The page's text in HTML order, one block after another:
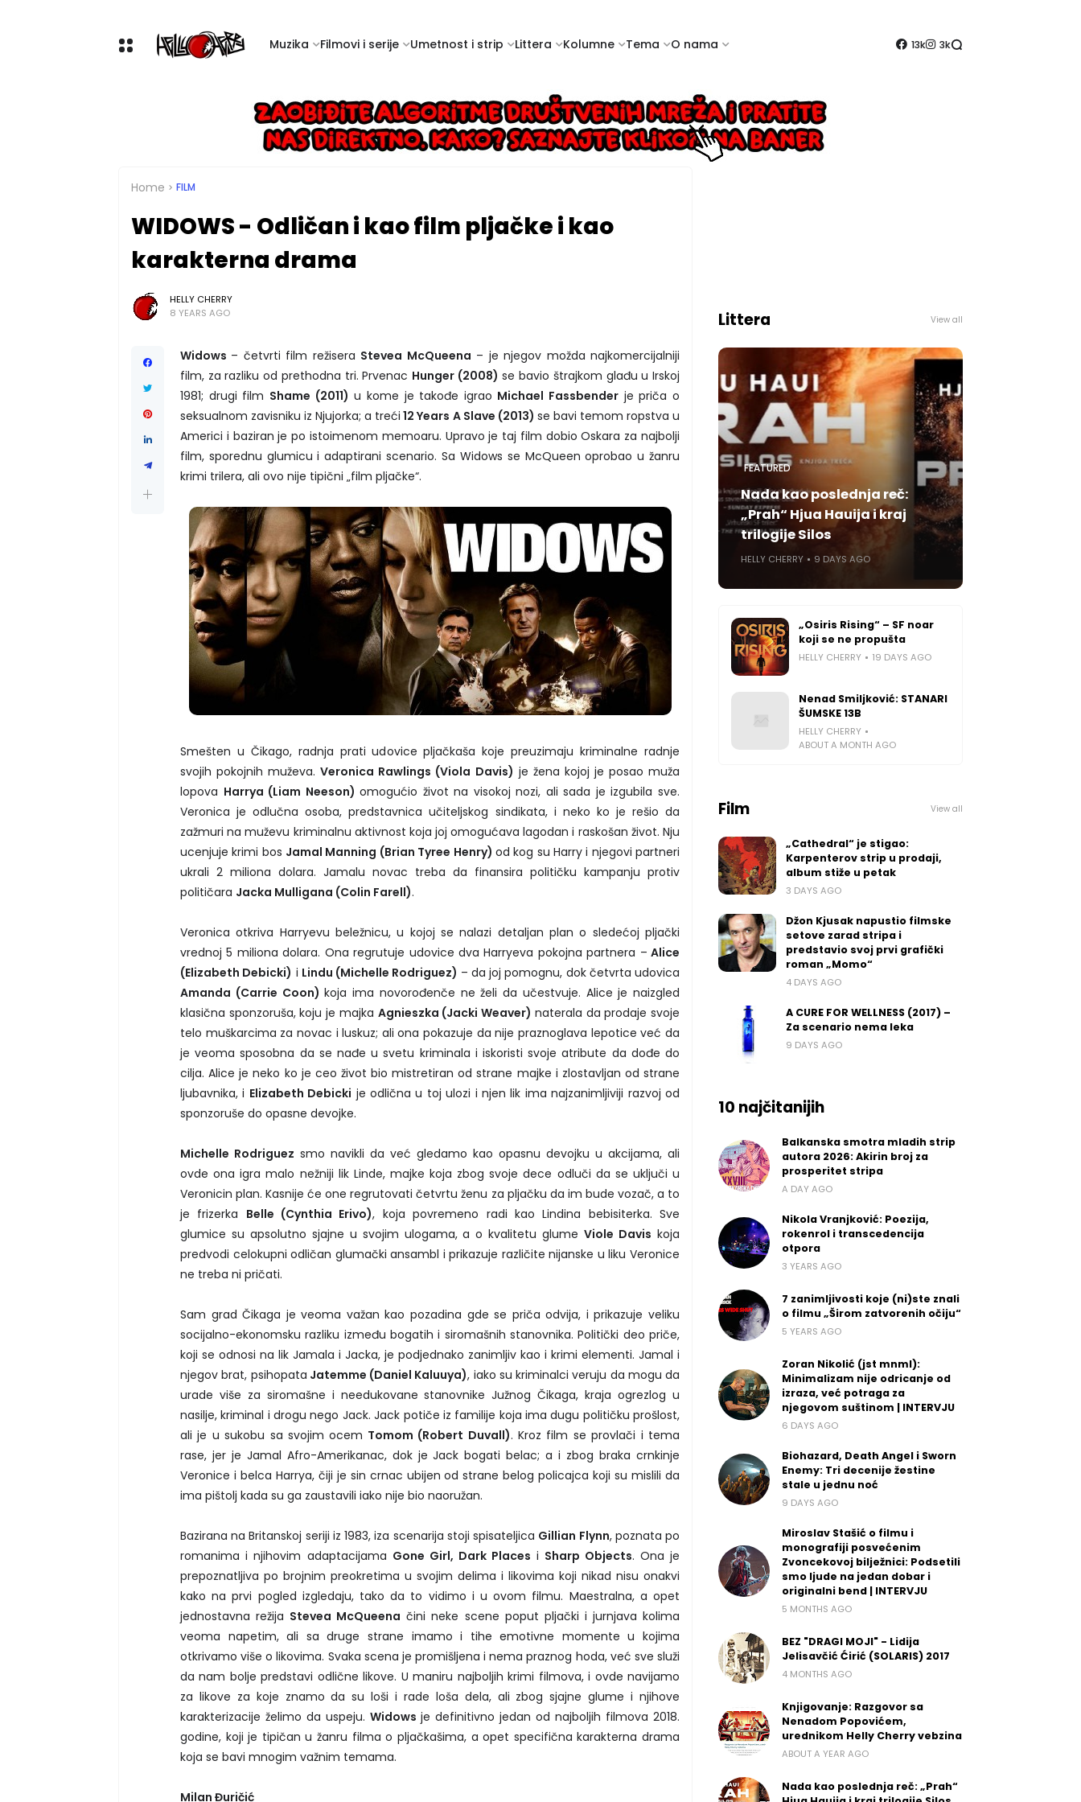
Muzika Filmovi i serije Umetnost i strip Littera Kolumne Tema O nama 13k 3k
Home FILM
WIDOWS - Odličan i kao film pljačke i kao
karakterna drama
HELLY CHERRY
8 YEARS AGO
Widows – četvrti film režisera Stevea McQueena – je njegov možda najkomercijalniji
film, za razliku od prethodna tri. Prvenac Hunger (2008) se bavio štrajkom glađu u Irskoj
1981; drugi film Shame (2011) u kome je takođe igrao Michael Fassbender je priča o
seksualnom zavisniku iz Njujorka; a treći 12 Years A Slave (2013) se bavi temom ropstva u
Americi i baziran je po istoimenom memoaru. Upravo je taj film dobio Oskara za najbolji
film, sporednu glumicu i adaptirani scenario. Sa Widows se McQueen oprobao u žanru
krimi trilera, ali ovo nije tipični „film pljačke“.
Smešten u Čikago, radnja prati udovice pljačkaša koje preuzimaju kriminalne radnje
svojih pokojnih muževa.Veronica Rawlings (Viola Davis) je žena kojoj je posao muža
lopova Harrya (Liam Neeson)omogućio život na visokoj nozi, ali sada je izgubila sve.
Veronica je odlučna osoba, predstavnica učiteljskog sindikata, i neko ko je rešio da
zažmuri na muževu kriminalnu aktivnost koja joj omogućava lagodan i raskošan život. Nju
ucenjuje krimi bos Jamal Manning (Brian Tyree Henry) od kog su Harry i njegovi partneri
ukrali 2 miliona dolara. Jamalu novac treba da finansira političku kampanju protiv
političara Jacka Mulligana (Colin Farell).
Veronica otkriva Harryevu beležnicu, u kojoj se nalazi detaljan plan o sledećoj pljački
vrednoj 5 miliona dolara. Ona regrutuje udovice dva Harryeva pokojna partnera – Alice
(Elizabeth Debicki) i Lindu (Michelle Rodriguez) – da joj pomognu, dok četvrta udovica
Amanda (Carrie Coon)koja ima novorođenče ne želi da učestvuje. Alice je naizgled
klasična sponzoruša, koju je majka Agnieszka (Jacki Weaver) naterala da prodaje svoje
telo muškarcima za novac i luskuz; ali ona pokazuje da nije praznoglava lepotice već da
je veoma sposobna da se nađe u svetu kriminala i iskoristi svoje atribute da dođe do
cilja. Alice je neko ko je ceo život bio mistretiran od strane majke i zlostavljan od strane
ljubavnika, i Elizabeth Debicki je odlična u toj ulozi i njen lik ima najzanimljiviji razvoj od
sponzoruše do opasne devojke.
Michelle Rodriguez smo navikli da već gledamo kao opasnu devojku u akcijama, ali
ovde ona igra malo nežniji lik Linde, majke koja zbog svoje dece odluči da se uključi u
Veronicin plan. Kasnije će one regrutovati četvrtu ženu za pljačku da im bude vozač, a to
je frizerka Belle (Cynthia Erivo), koja povremeno radi kao Lindina bebisiterka. Sve
glumice su apsolutno sjajne u svojim ulogama, a o kvalitetu glumeViole Davis koja
predvodi celokupni odličan glumački ansambl i prikazuje različite nijanske u liku Veronice
ne treba ni pričati.
Sam grad Čikaga je veoma važan kao pozadina gde se priča odvija, i prikazuje veliku
socijalno-ekonomsku razliku između bogatih i siromašnih stanovnika. Politički deo priče,
koji se odnosi na lik Jamala i Jacka, je podjednako zanimljiv kao i krimi elementi. Jamal i
njegov brat, psihopata Jatemme (Daniel Kaluuya), iako su kriminalci veruju da mogu da
urade više za siromašne i needukovane stanovnike Južnog Čikaga, kraja ogrezlog u
nasilje, kriminal i drogu nego Jack. Jack potiče iz familije koja ima dugu političku prošlost,
ali je u sukobu sa svojim ocem Tomom (Robert Duvall). Kroz film se provlači i tema
rase, jer je Jamal Afro-Amerikanac, dok je Jack bogati belac; a i zbog braka crnkinje
Veronice i belca Harrya, čiji je sin crnac ubijen od strane belog policajca koji su mislili da
ima pištolj kada su ga zaustavili iako nije bio naoružan.
Bazirana na Britanskoj seriji iz 1983, iza scenarija stoji spisateljica Gillian Flynn, poznata po
romanima i njihovim adaptacijama Gone Girl, Dark Places i Sharp Objects. Ona je
prepoznatljiva po brojnim preokretima u svojim delima i likovima koji nikad nisu onakvi
kako na prvi pogled izgledaju, tako da to vidimo i u ovom filmu. Maestralna, a opet
jednostavna režija Stevea McQueena čini neke scene poput pljački i jurnjava kolima
veoma napetim, ali sa druge strane imamo i tihe emotivne momente u kojima
otkrivamo više o likovima. Svaka scena je promišljena i nema praznog hoda, već sve služi
da nam bolje predstavi odlične likove. U maniru najboljih krimi filmova, i ovde navijamo
za likove za koje znamo da su loši i rade loša dela, ali zbog sjajne glume i njihove
karakterizacije želimo da uspeju. Widows je definitivno jedan od najboljih filmova 2018.
godine, koji je tipičan u žanru filma o pljačkašima, a opet specifična karakterna drama
koja se bavi mnogim važnim temama.
Milan Đuričić
Littera View all
FEATURED
Nada kao poslednja reč:
„Prah“ Hjua Hauija i kraj
trilogije Silos
HELLY CHERRY 9 DAYS AGO
„Osiris Rising“ – SF noar
koji se ne propušta
HELLY CHERRY 19 DAYS AGO
Nenad Smiljković: STANARI
ŠUMSKE 13B
HELLY CHERRY
ABOUT A MONTH AGO
Film View all
„Cathedral“ je stigao:
Karpenterov strip u prodaji,
album stiže u petak
3 DAYS AGO
Džon Kjusak napustio filmske
setove zarad stripa i
predstavio svoj prvi grafički
roman „Momo“
4 DAYS AGO
A CURE FOR WELLNESS (2017) –
Za scenario nema leka
9 DAYS AGO
10 najčitanijih
Balkanska smotra mladih strip
autora 2026: Akirin broj za
prosperitet stripa
A DAY AGO
Nikola Vranjković: Poezija,
rokenrol i transcedencija
otpora
3 YEARS AGO
7 zanimljivosti koje (ni)ste znali
o filmu „Širom zatvorenih očiju“
5 YEARS AGO
Zoran Nikolić (jst mnml):
Minimalizam nije odricanje od
izraza, već potraga za
njegovom suštinom | INTERVJU
6 DAYS AGO
Biohazard, Death Angel i Sworn
Enemy: Tri decenije žestine
stale u jednu noć
9 DAYS AGO
Miroslav Stašić o filmu i
monografiji posvećenim
Zvoncekovoj bilježnici: Podsetili
smo ljude na jedan dobar i
originalni bend | INTERVJU
5 MONTHS AGO
BEZ "DRAGI MOJI" - Lidija
Jelisavčić Ćirić (SOLARIS) 2017
4 MONTHS AGO
Knjigovanje: Razgovor sa
Nenadom Popovićem,
urednikom Helly Cherry vebzina
ABOUT A YEAR AGO
Nada kao poslednja reč: „Prah“